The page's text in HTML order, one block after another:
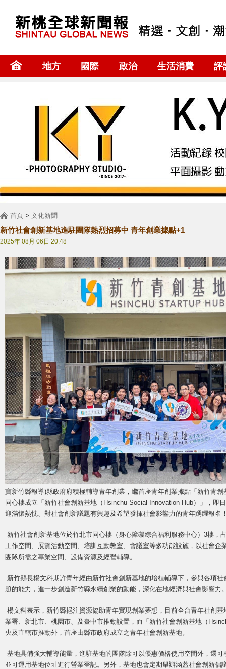
地方 國際 政治 生活消費 評
首頁 > 文化新聞
新竹社會創新基地進駐團隊熱烈招募中 青年創業據點+1
2025年 08月 06日 20:48
寶新竹縣報導)縣政府府積極輔導青年創業，繼首座青年創業據點「新竹青
同心樓成立「新竹社會創新基地（Hsinchu Social Innovation Hub）」，即
迎滿懷熱忱、對社會創新議題有興趣及希望發揮社會影響力的青年踴躍報名
新竹社會創新基地位於竹北市同心樓（身心障礙綜合福利服務中心）3樓，
工作空間、展覽活動空間、培訓互動教室、會議室等多功能設施，以社會企
團隊所需之專業空間、設備資源及經營輔導。
新竹縣長楊文科期許青年經由新竹社會創新基地的培植輔導下，參與各項
題的能力，進一步創造新竹縣永續創業的動能，深化在地經濟與社會影響力
楊文科表示，新竹縣挹注資源協助青年實現創業夢想，目前全台青年社創
業署、新北市、桃園市、及臺中市推動設置，而「新竹社會創新基地（
央及直轄市推動外，首座由縣市政府成立之青年社會創新基地。
基地具備強大輔導能量，進駐基地的團隊除可以優惠價格使用空間外，還
並可運用基地位址進行營業登記。另外，基地也會定期舉辦涵蓋社會創新倡